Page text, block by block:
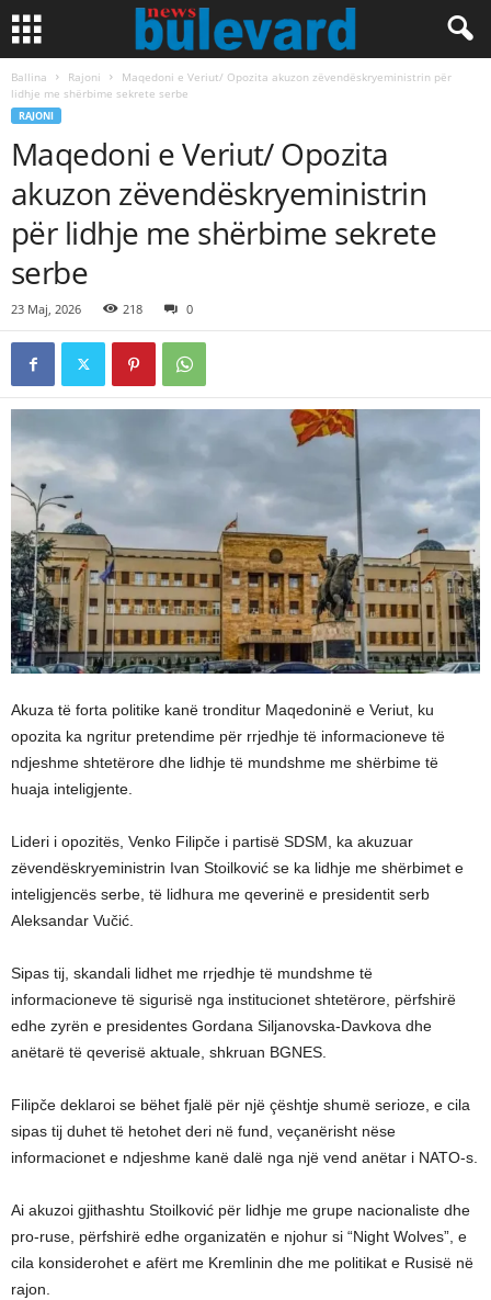
Ballina Rajoni
Maqedoni e Veriut/ Opozita akuzon zëvendëskryeministrin për
lidhje me shërbime sekrete serbe
RAJONI
Maqedoni e Veriut/ Opozita
akuzon zëvendëskryeministrin
për lidhje me shërbime sekrete
serbe
23 Maj, 2026 218 0
Akuza të forta politike kanë tronditur Maqedoninë e Veriut, ku
opozita ka ngritur pretendime për rrjedhje të informacioneve të
ndjeshme shtetërore dhe lidhje të mundshme me shërbime të
huaja inteligjente.
Lideri i opozitës, Venko Filipče i partisë SDSM, ka akuzuar
zëvendëskryeministrin Ivan Stoilković se ka lidhje me shërbimet e
inteligjencës serbe, të lidhura me qeverinë e presidentit serb
Aleksandar Vučić.
Sipas tij, skandali lidhet me rrjedhje të mundshme të
informacioneve të sigurisë nga institucionet shtetërore, përfshirë
edhe zyrën e presidentes Gordana Siljanovska-Davkova dhe
anëtarë të qeverisë aktuale, shkruan BGNES.
Filipče deklaroi se bëhet fjalë për një çështje shumë serioze, e cila
sipas tij duhet të hetohet deri në fund, veçanërisht nëse
informacionet e ndjeshme kanë dalë nga një vend anëtar i NATO-s.
Ai akuzoi gjithashtu Stoilković për lidhje me grupe nacionaliste dhe
pro-ruse, përfshirë edhe organizatën e njohur si “Night Wolves”, e
cila konsiderohet e afërt me Kremlinin dhe me politikat e Rusisë në
rajon.